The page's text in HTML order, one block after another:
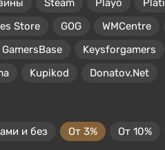
Steam Playo Plati
Store
GOG WMCentre
GamersBase Keysforgamers
Kupikod Donatov.Net
и без От 3% От 10%